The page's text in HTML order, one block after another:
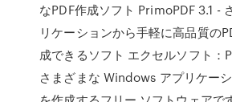
なPDF作成ソフト PrimoPDF 3.1 -
リケーションから手軽に高品質の
成できるソフト エクセルソフト：
さまざまな Windows アプリケー